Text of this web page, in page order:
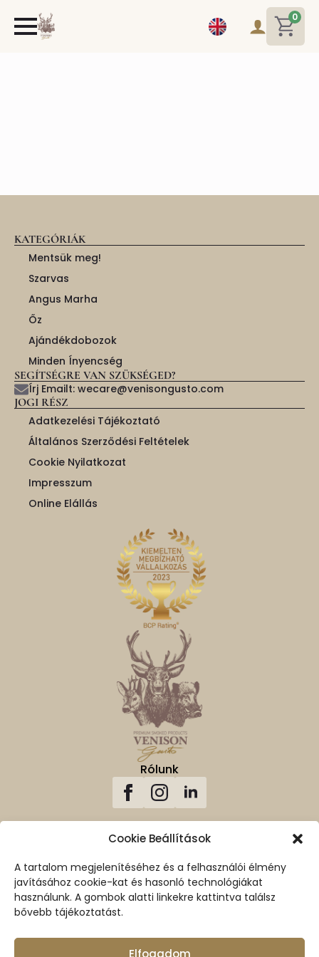
Cookie Beállítások
A tartalom megjelenítéséhez és a felhasználói élmény
javításához cookie-kat és hasonló technológiákat
használunk. A gombok alatti linkekre kattintva találsz
bővebb tájékoztatást.
Elfogadom
0
KATEGÓRIÁK
Mentsük meg!
Szarvas
Angus Marha
Őz
Ajándékdobozok
Minden Ínyencség
SEGÍTSÉGRE VAN SZÜKSÉGED?
Írj Emailt: wecare@venisongusto.com
JOGI RÉSZ
Adatkezelési Tájékoztató
Általános Szerződési Feltételek
Cookie Nyilatkozat
Impresszum
Online Elállás
Rólunk
Biztonságos vásárlás
100% biztosított SSL kapcsolat
Vissza A Tetejére